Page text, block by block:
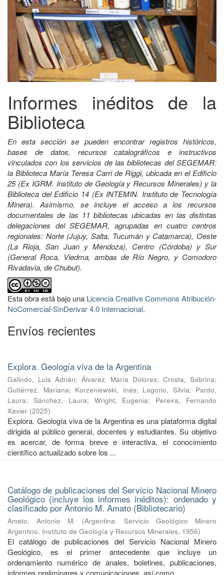
Informes inéditos de la
Biblioteca
En esta sección se pueden encontrar registros históricos,
bases de datos, recursos catalográficos e instructivos
vinculados con los servicios de las bibliotecas del SEGEMAR:
la Biblioteca María Teresa Carri de Riggi, ubicada en el Edificio
25 (Ex IGRM. Instituto de Geología y Recursos Minerales) y la
Biblioteca del Edificio 14 (Ex INTEMIN. Instituto de Tecnología
Minera). Asimismo, se incluye el acceso a los recursos
documentales de las 11 bibliotecas ubicadas en las distintas
delegaciones del SEGEMAR, agrupadas en cuatro centros
regionales: Norte (Jujuy, Salta, Tucumán y Catamarca), Oeste
(La Rioja, San Juan y Mendoza), Centro (Córdoba) y Sur
(General Roca, Viedma, ambas de Río Negro, y Comodoro
Rivadavia, de Chubut).
Esta obra está bajo una Licencia Creative Commons Atribución-
NoComercial-SinDerivar 4.0 Internacional.
Envíos recientes
Explora. Geología viva de la Argentina
Galindo, Luis Adrián; Álvarez, María Dolores;Crosta, Sabrina;
Gutiérrez, Mariana; Korzeniewski, Inés; Lagorio, Silvia; Pardo,
Laura; Sánchez, Laura; Wright, Eugenia; Pereira, Fernando
Xavier (2025)
Explora. Geología viva de la Argentina es una plataforma digital
dirigida al público general, docentes y estudiantes. Su objetivo
es acercar, de forma breve e interactiva, el conocimiento
científico actualizado sobre los ...
Catálogo de publicaciones del Servicio Nacional Minero
Geológico (incluye los informes inéditos): ordenado y
clasificado por Antonio M. Amato (Bibliotecario)
Amato, Antonio M. (Argentina. Servicio Geológico Minero
Argentino. Instituto de Geología y Recursos Minerales, 1956)
El catálogo de publicaciones del Servicio Nacional Minero
Geológico, es el primer antecedente que incluye un
ordenamiento numérico de anales, boletines, publicaciones,
informes preliminares y comunicaciones, así como ...